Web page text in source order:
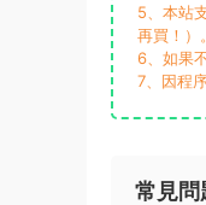
5、本站
再買！）。
6、如果
7、因程
常見問